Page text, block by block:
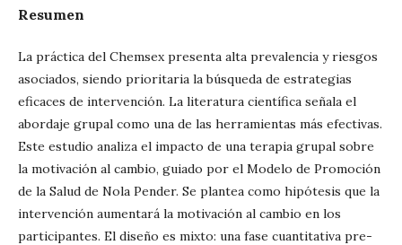
Resumen
La práctica del Chemsex presenta alta prevalencia y riesgos
asociados, siendo prioritaria la búsqueda de estrategias
eficaces de intervención. La literatura científica señala el
abordaje grupal como una de las herramientas más efectivas.
Este estudio analiza el impacto de una terapia grupal sobre
la motivación al cambio, guiado por el Modelo de Promoción
de la Salud de Nola Pender. Se plantea como hipótesis que la
intervención aumentará la motivación al cambio en los
participantes. El diseño es mixto: una fase cuantitativa pre-